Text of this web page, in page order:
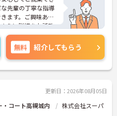
先輩の丁寧な指導
ます。ご興味ある
らに詳細をお話致
い。
無料 紹介してもらう
更新日：2026年08月05日
コート高槻城内
株式会社スーパ